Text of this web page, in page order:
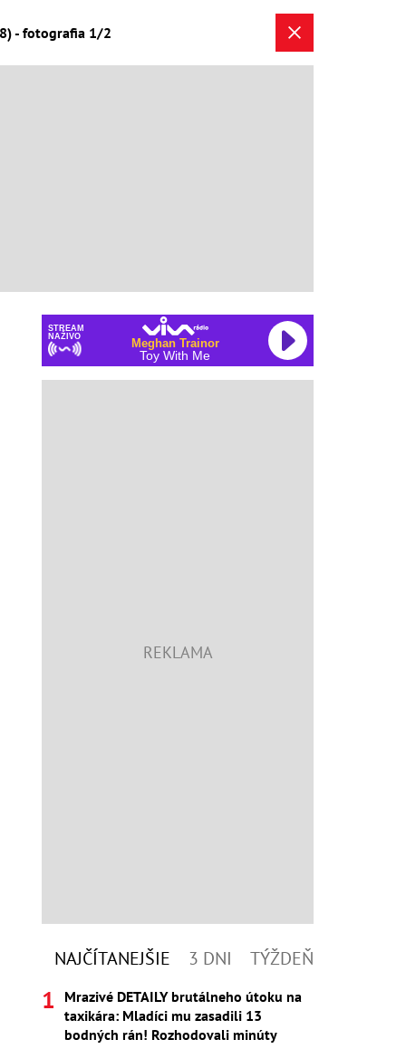
- fotografia 1/2
STREAM
NAŽIVO
Meghan Trainor
Toy With Me
NAJČÍTANEJŠIE 3 DNI TÝŽDEŇ
Mrazivé DETAILY brutálneho útoku na
taxikára: Mladíci mu zasadili 13
bodných rán! Rozhodovali minúty